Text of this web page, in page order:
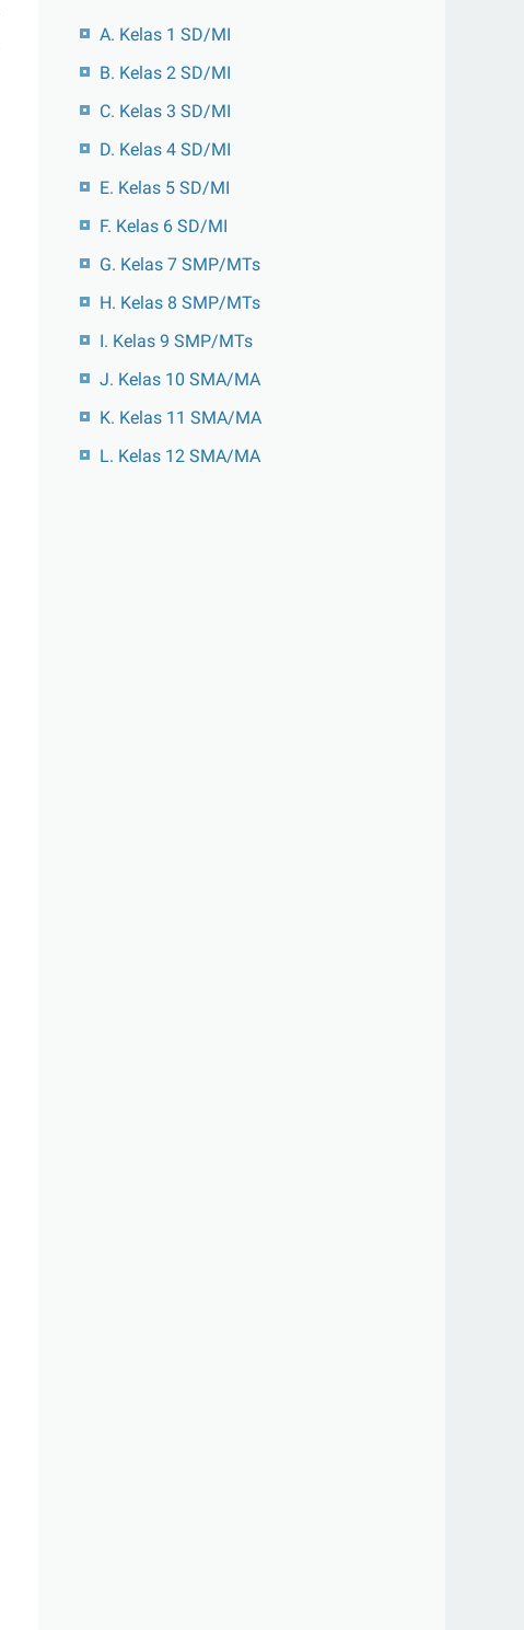
A. Kelas 1 SD/MI
B. Kelas 2 SD/MI
C. Kelas 3 SD/MI
D. Kelas 4 SD/MI
E. Kelas 5 SD/MI
F. Kelas 6 SD/MI
G. Kelas 7 SMP/MTs
H. Kelas 8 SMP/MTs
I. Kelas 9 SMP/MTs
J. Kelas 10 SMA/MA
K. Kelas 11 SMA/MA
L. Kelas 12 SMA/MA